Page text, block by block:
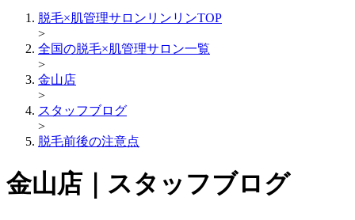
脱毛×肌管理サロンリンリンTOP
>
全国の脱毛×肌管理サロン一覧
>
金山店
>
スタッフブログ
>
脱毛前後の注意点
金山店｜スタッフブログ